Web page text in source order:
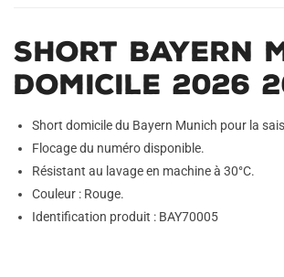
Short Bayern
Domicile 2026
Short domicile du Bayern Munich pour la
Flocage du numéro disponible.
Résistant au lavage en machine à 30°C.
Couleur : Rouge.
Identification produit : BAY70005